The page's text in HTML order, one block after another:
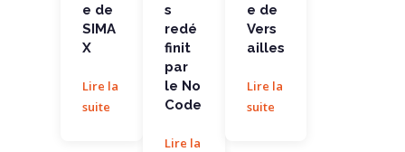
e de
SIMA
X
Lire la
suite
s
redé
finit
par
le No
Code
Lire la
e de
Vers
ailles
Lire la
suite